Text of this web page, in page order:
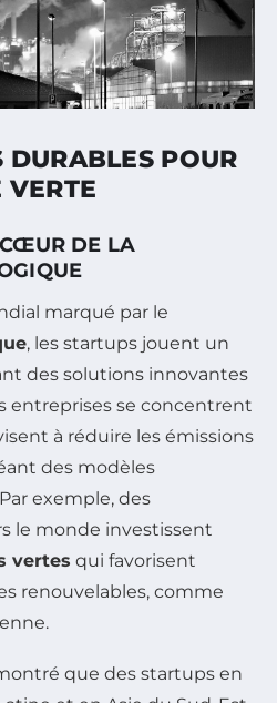
POUR
VERTE
CŒUR DE LA
marqué par le
, les startups jouent un
des solutions innovantes
entreprises se concentrent
à réduire les émissions
des modèles
exemple, des
le monde investissent
vertes qui favorisent
renouvelables, comme
que des startups en